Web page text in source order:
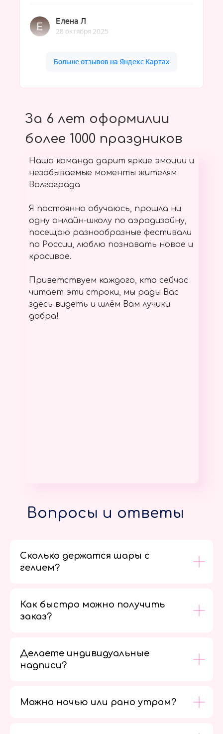
За 6 лет оформилии
более 1000 праздников
Наша команда дарит яркие эмоции и
незабываемые моменты жителям
Волгограда
Я постоянно обучаюсь, прошла ни
одну онлайн-школу по аэродизайну,
посещаю разнообразные фестивали
по России, люблю познавать новое и
красивое.
Приветствуем каждого, кто сейчас
читает эти строки, мы рады Вас
здесь видеть и шлём Вам лучики
добра!
Вопросы и ответы
Сколько держатся шары с
гелием?
Как быстро можно получить
заказ?
Делаете индивидуальные
надписи?
Можно ночью или рано утром?